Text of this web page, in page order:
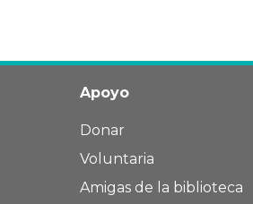
Apoyo
Donar
Voluntaria
Amigas de la biblioteca